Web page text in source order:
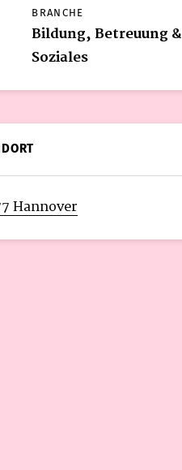
BRANCHE
Bildung, Betreuung &
Soziales
Hannover